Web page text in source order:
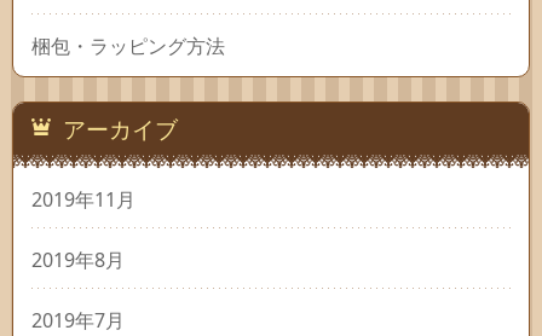
梱包・ラッピング方法
アーカイブ
2019年11月
2019年8月
2019年7月